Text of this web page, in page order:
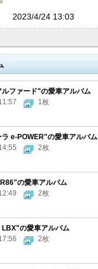
2023/4/24 13:03
ファード"の愛車アルバム
1枚
e-POWER"の愛車アルバム
2枚
の愛車アルバム
2枚
の愛車アルバム
2枚